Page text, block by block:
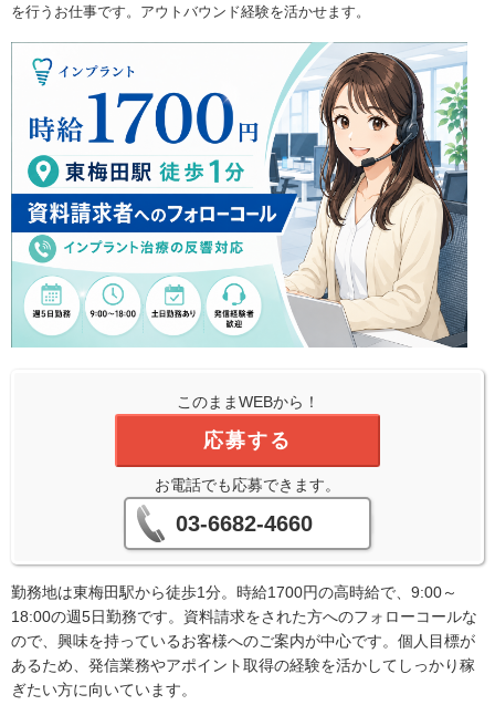
を行うお仕事です。アウトバウンド経験を活かせます。
このままWEBから！
応募する
お電話でも応募できます。
03-6682-4660
勤務地は東梅田駅から徒歩1分。時給1700円の高時給で、9:00～
18:00の週5日勤務です。資料請求をされた方へのフォローコールな
ので、興味を持っているお客様へのご案内が中心です。個人目標が
あるため、発信業務やアポイント取得の経験を活かしてしっかり稼
ぎたい方に向いています。